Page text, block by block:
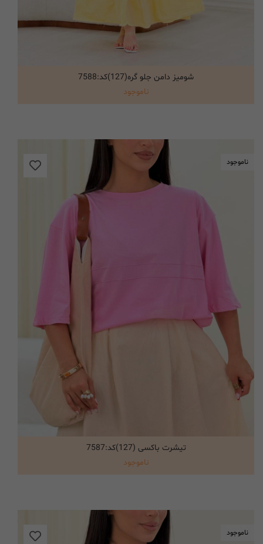
انتخاب گزینه ها
شومیز دامن جلو گره(127)کد:7588
ناموجود
ناموجود
انتخاب گزینه ها
تیشرت باکسی (127)کد:7587
ناموجود
ناموجود